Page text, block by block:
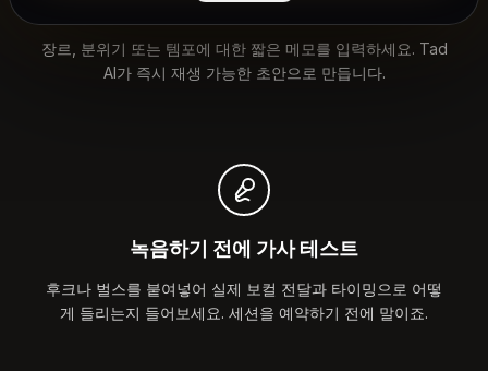
문장에서 몇 초 만에 노래로
장르, 분위기 또는 템포에 대한 짧은 메모를 입력하세요. Tad
AI가 즉시 재생 가능한 초안으로 만듭니다.
녹음하기 전에 가사 테스트
후크나 벌스를 붙여넣어 실제 보컬 전달과 타이밍으로 어떻
게 들리는지 들어보세요. 세션을 예약하기 전에 말이죠.